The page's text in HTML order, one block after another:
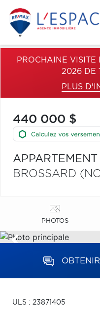
PROCHAINE VISITE
2026 DE
PLUS
440 000 $
BROSSARD
PHOTOS
ULS : 23871405